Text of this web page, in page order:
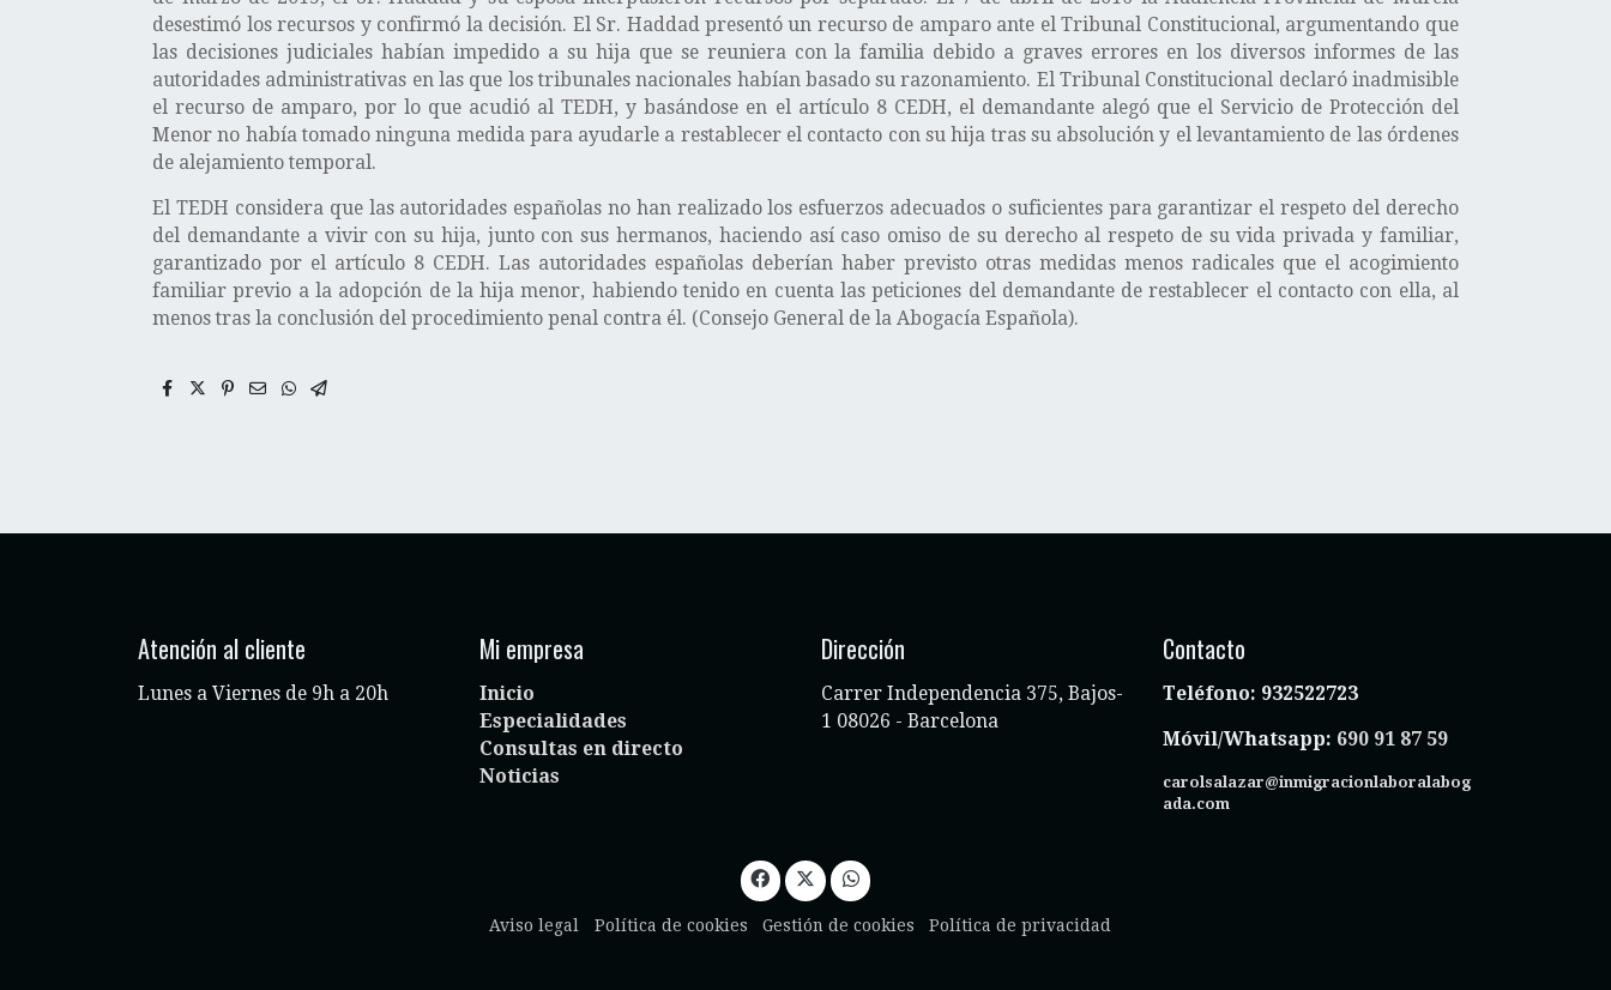
desestimó los recursos y confirmó la decisión. El Sr. Haddad presentó un recurso de amparo ante el Tribunal Constitucional, argumentando que
las decisiones judiciales habían impedido a su hija que se reuniera con la familia debido a graves errores en los diversos informes de las
autoridades administrativas en las que los tribunales nacionales habían basado su razonamiento. El Tribunal Constitucional declaró inadmisible
el recurso de amparo, por lo que acudió al TEDH, y basándose en el artículo 8 CEDH, el demandante alegó que el Servicio de Protección del
Menor no había tomado ninguna medida para ayudarle a restablecer el contacto con su hija tras su absolución y el levantamiento de las órdenes
de alejamiento temporal.
El TEDH considera que las autoridades españolas no han realizado los esfuerzos adecuados o suficientes para garantizar el respeto del derecho
del demandante a vivir con su hija, junto con sus hermanos, haciendo así caso omiso de su derecho al respeto de su vida privada y familiar,
garantizado por el artículo 8 CEDH. Las autoridades españolas deberían haber previsto otras medidas menos radicales que el acogimiento
familiar previo a la adopción de la hija menor, habiendo tenido en cuenta las peticiones del demandante de restablecer el contacto con ella, al
menos tras la conclusión del procedimiento penal contra él. (Consejo General de la Abogacía Española).
Atención al cliente
Lunes a Viernes de 9h a 20h
Mi empresa
Inicio
Especialidades
Consultas en directo
Noticias
Dirección
Carrer Independencia 375, Bajos-
1 08026 - Barcelona
Contacto
Teléfono: 932522723
Móvil/Whatsapp: 690 91 87 59
carolsalazar@inmigracionlaboralabog
ada.com
Aviso legal Política de cookies Gestión de cookies Política de privacidad